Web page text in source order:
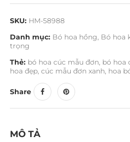
SKU: HM-58988
Danh mục: Bó hoa hồng, Bó hoa
trọng
Thẻ: bó hoa cúc mẫu đơn, bó hoa
hoa đẹp, cúc mẫu đơn xanh, hoa
Share
MÔ TẢ